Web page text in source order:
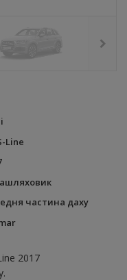
Line
частина даху
2017